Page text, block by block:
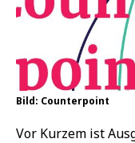
Bild: Counterpoint
Vor Kurzem ist